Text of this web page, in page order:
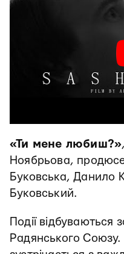
«Ти мене любиш?»
Ноябрьова,
Буковська, Данило
Буковський.
Події відбуваються
Радянського Союзу.